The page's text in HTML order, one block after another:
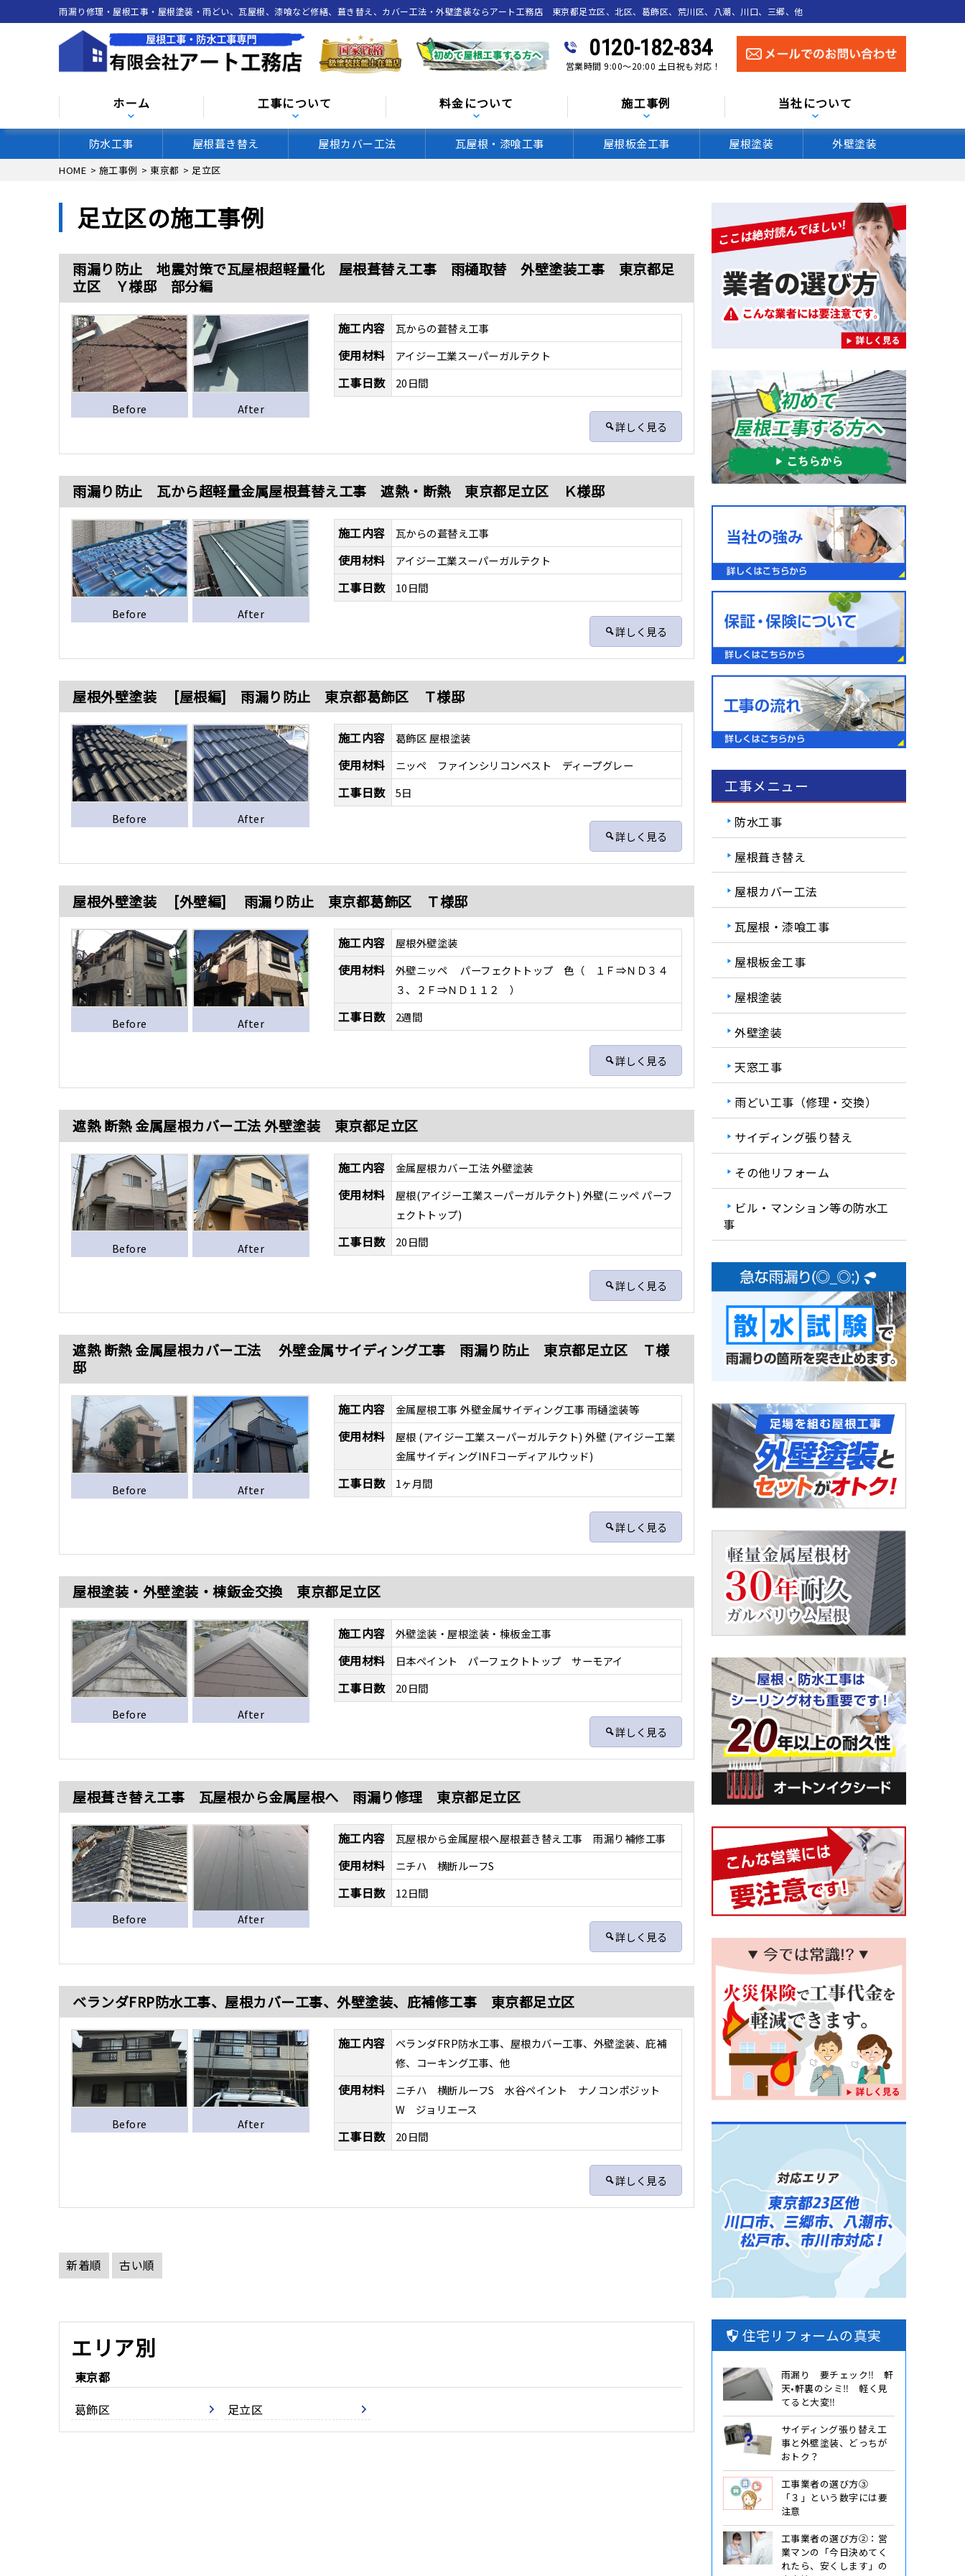
雨漏り修理・屋根工事・屋根塗装・雨どい、瓦屋根、漆喰など修繕、葺き替え、カバー工法・外壁塗装ならアート工務店 東京都足立区、北区、葛飾区、荒川区、八潮、川口、三郷、他
0120-182-834
営業時間 9:00～20:00 土日祝も対応！
ホーム 工事について 料金について 施工事例 当社について
防水工事 屋根葺き替え 屋根カバー工法 瓦屋根・漆喰工事 屋根板金工事 屋根塗装 外壁塗装
HOME > 施工事例 > 東京都 > 足立区
足立区の施工事例
雨漏り防止 地震対策で瓦屋根超軽量化 屋根葺替え工事 雨樋取替 外壁塗装工事 東京都足
立区 Ｙ様邸 部分編
Before After
施工内容 瓦からの葺替え工事
使用材料 アイジー工業スーパーガルテクト
工事日数 20日間
詳しく見る
雨漏り防止 瓦から超軽量金属屋根葺替え工事 遮熱・断熱 東京都足立区 Ｋ様邸
Before After
施工内容 瓦からの葺替え工事
使用材料 アイジー工業スーパーガルテクト
工事日数 10日間
詳しく見る
屋根外壁塗装 [屋根編] 雨漏り防止 東京都葛飾区 Ｔ様邸
Before After
施工内容 葛飾区 屋根塗装
使用材料 ニッペ ファインシリコンベスト ディープグレー
工事日数 5日
詳しく見る
屋根外壁塗装 [外壁編] 雨漏り防止 東京都葛飾区 Ｔ様邸
Before After
施工内容 屋根外壁塗装
使用材料
外壁ニッペ パーフェクトトップ 色（ １Ｆ⇒ＮＤ３４
３、２Ｆ⇒ＮＤ１１２ ）
工事日数 2週間
詳しく見る
遮熱 断熱 金属屋根カバー工法 外壁塗装 東京都足立区
Before After
施工内容 金属屋根カバー工法 外壁塗装
使用材料
屋根(アイジー工業スーパーガルテクト) 外壁(ニッペ パーフ
ェクトトップ)
工事日数 20日間
詳しく見る
遮熱 断熱 金属屋根カバー工法 外壁金属サイディング工事 雨漏り防止 東京都足立区 Ｔ様
邸
Before After
施工内容 金属屋根工事 外壁金属サイディング工事 雨樋塗装等
使用材料
屋根 (アイジー工業スーパーガルテクト) 外壁 (アイジー工業
金属サイディングINFコーディアルウッド)
工事日数 1ヶ月間
詳しく見る
屋根塗装・外壁塗装・棟鈑金交換 東京都足立区
Before After
施工内容 外壁塗装・屋根塗装・棟板金工事
使用材料 日本ペイント パーフェクトトップ サーモアイ
工事日数 20日間
詳しく見る
屋根葺き替え工事 瓦屋根から金属屋根へ 雨漏り修理 東京都足立区
Before After
施工内容 瓦屋根から金属屋根へ屋根葺き替え工事 雨漏り補修工事
使用材料 ニチハ 横断ルーフS
工事日数 12日間
詳しく見る
ベランダFRP防水工事、屋根カバー工事、外壁塗装、庇補修工事 東京都足立区
Before After
施工内容
ベランダFRP防水工事、屋根カバー工事、外壁塗装、庇補
修、コーキング工事、他
使用材料
ニチハ 横断ルーフS 水谷ペイント ナノコンポジット
W ジョリエース
工事日数 20日間
詳しく見る
新着順 古い順
エリア別
東京都
葛飾区
足立区
工事メニュー
防水工事
屋根葺き替え
屋根カバー工法
瓦屋根・漆喰工事
屋根板金工事
屋根塗装
外壁塗装
天窓工事
雨どい工事（修理・交換）
サイディング張り替え
その他リフォーム
ビル・マンション等の防水工
事
住宅リフォームの真実
雨漏り 要チェック‼️ 軒
天•軒裏のシミ‼️ 軽く見
てると大変‼️
サイディング張り替え工
事と外壁塗装、どっちが
おトク？
工事業者の選び方③
「３」という数字には要
注意
工事業者の選び方②：営
業マンの「今日決めてく
れたら、安くします」の